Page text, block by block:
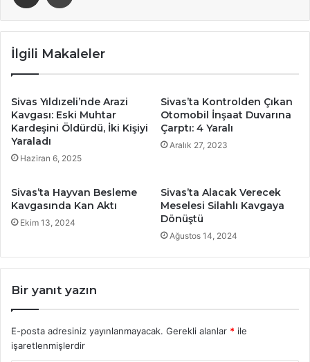
İlgili Makaleler
Sivas Yıldızeli’nde Arazi
Kavgası: Eski Muhtar
Kardeşini Öldürdü, İki Kişiyi
Yaraladı
Haziran 6, 2025
Sivas’ta Kontrolden Çıkan
Otomobil İnşaat Duvarına
Çarptı: 4 Yaralı
Aralık 27, 2023
Sivas’ta Hayvan Besleme
Kavgasında Kan Aktı
Ekim 13, 2024
Sivas’ta Alacak Verecek
Meselesi Silahlı Kavgaya
Dönüştü
Ağustos 14, 2024
Bir yanıt yazın
E-posta adresiniz yayınlanmayacak. Gerekli alanlar * ile
işaretlenmişlerdir